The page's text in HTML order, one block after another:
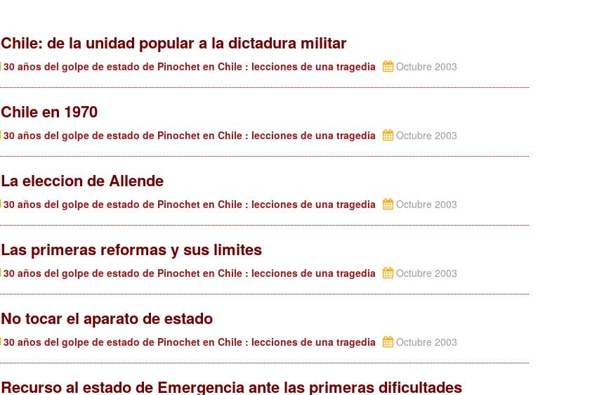
Chile: de la unidad popular a la dictadura militar
30 años del golpe de estado de Pinochet en Chile : lecciones de una tragedia Octubre 2003
Chile en 1970
30 años del golpe de estado de Pinochet en Chile : lecciones de una tragedia Octubre 2003
La eleccion de Allende
30 años del golpe de estado de Pinochet en Chile : lecciones de una tragedia Octubre 2003
Las primeras reformas y sus limites
30 años del golpe de estado de Pinochet en Chile : lecciones de una tragedia Octubre 2003
No tocar el aparato de estado
30 años del golpe de estado de Pinochet en Chile : lecciones de una tragedia Octubre 2003
Recurso al estado de Emergencia ante las primeras dificultades